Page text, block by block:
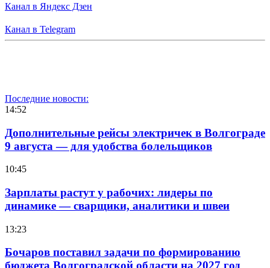
Канал в Яндекс Дзен
Канал в Telegram
Последние новости:
14:52
Дополнительные рейсы электричек в Волгограде
9 августа — для удобства болельщиков
10:45
Зарплаты растут у рабочих: лидеры по
динамике — сварщики, аналитики и швеи
13:23
Бочаров поставил задачи по формированию